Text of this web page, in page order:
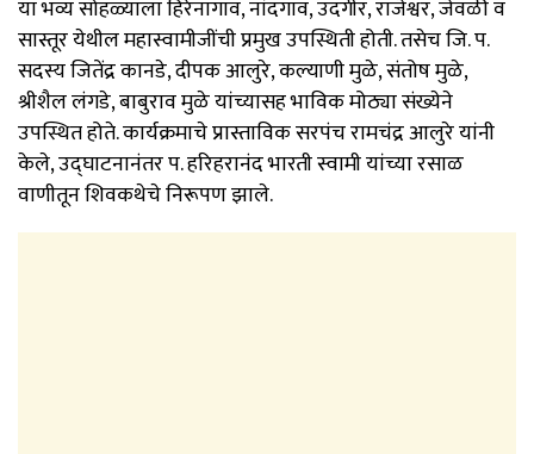
या भव्य सोहळ्याला हिरेनागाव, नांदगाव, उदगीर, राजेश्वर, जेवळी व
सास्तूर येथील महास्वामीजींची प्रमुख उपस्थिती होती. तसेच जि. प.
सदस्य जितेंद्र कानडे, दीपक आलुरे, कल्याणी मुळे, संतोष मुळे,
श्रीशैल लंगडे, बाबुराव मुळे यांच्यासह भाविक मोठ्या संख्येने
उपस्थित होते. कार्यक्रमाचे प्रास्ताविक सरपंच रामचंद्र आलुरे यांनी
केले, उद्घाटनानंतर प. हरिहरानंद भारती स्वामी यांच्या रसाळ
वाणीतून शिवकथेचे निरूपण झाले.